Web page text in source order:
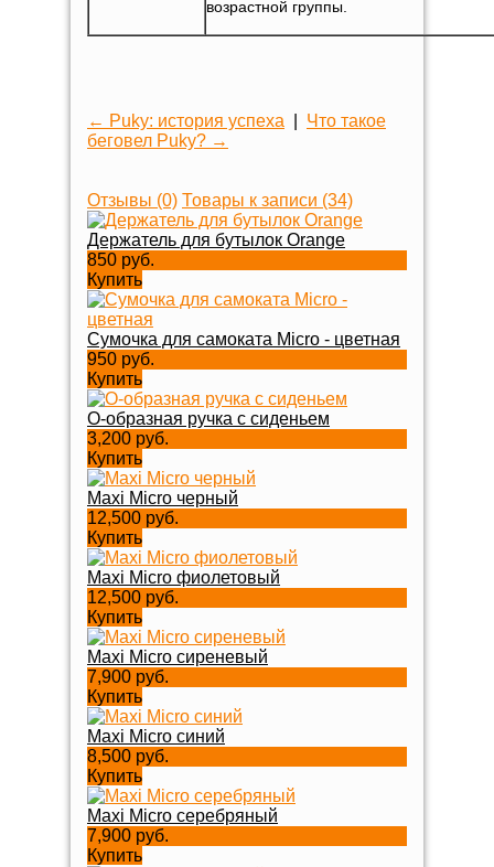
возрастной группы.
← Puky: история успеха
Что такое
беговел Puky? →
Отзывы (0) Товары к записи (34)
Держатель для бутылок Orange
850 руб.
Купить
Сумочка для самоката Micro - цветная
950 руб.
Купить
O-образная ручка с сиденьем
3,200 руб.
Купить
Maxi Micro черный
12,500 руб.
Купить
Maxi Micro фиолетовый
12,500 руб.
Купить
Maxi Micro сиреневый
7,900 руб.
Купить
Maxi Micro синий
8,500 руб.
Купить
Maxi Micro серебряный
7,900 руб.
Купить